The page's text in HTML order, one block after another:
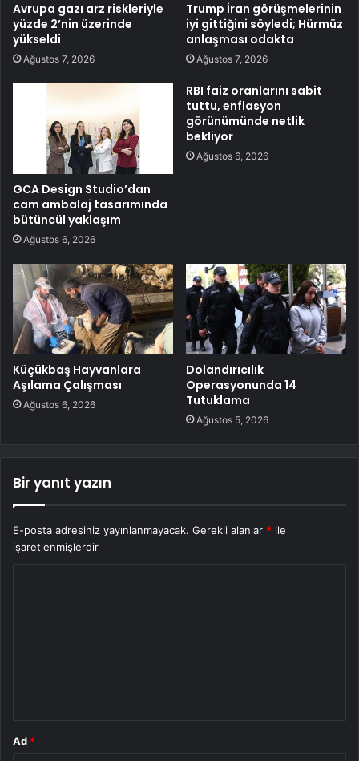
Avrupa gazı arz riskleriyle
yüzde 2’nin üzerinde
yükseldi
Ağustos 7, 2026
Trump İran görüşmelerinin
iyi gittiğini söyledi; Hürmüz
anlaşması odakta
Ağustos 7, 2026
GCA Design Studio’dan
cam ambalaj tasarımında
bütüncül yaklaşım
Ağustos 6, 2026
RBI faiz oranlarını sabit
tuttu, enflasyon
görünümünde netlik
bekliyor
Ağustos 6, 2026
Küçükbaş Hayvanlara
Aşılama Çalışması
Ağustos 6, 2026
Dolandırıcılık
Operasyonunda 14
Tutuklama
Ağustos 5, 2026
Bir yanıt yazın
E-posta adresiniz yayınlanmayacak. Gerekli alanlar * ile
işaretlenmişlerdir
Ad *